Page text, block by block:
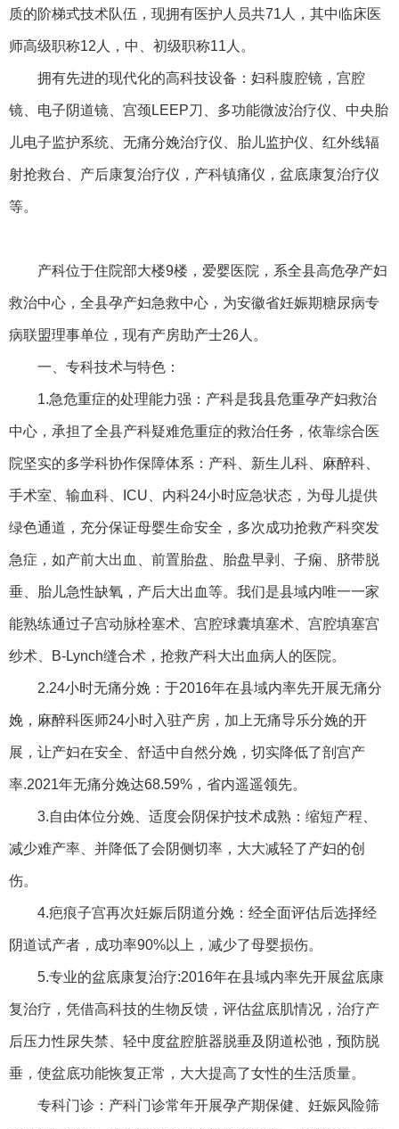
质的阶梯式技术队伍，现拥有医护人员共71人，其中临床医
师高级职称12人，中、初级职称11人。
拥有先进的现代化的高科技设备：妇科腹腔镜，宫腔
镜、电子阴道镜、宫颈LEEP刀、多功能微波治疗仪、中央胎
儿电子监护系统、无痛分娩治疗仪、胎儿监护仪、红外线辐
射抢救台、产后康复治疗仪，产科镇痛仪，盆底康复治疗仪
等。
产科位于住院部大楼9楼，爱婴医院，系全县高危孕产妇
救治中心，全县孕产妇急救中心，为安徽省妊娠期糖尿病专
病联盟理事单位，现有产房助产士26人。
一、专科技术与特色：
1.急危重症的处理能力强：产科是我县危重孕产妇救治
中心，承担了全县产科疑难危重症的救治任务，依靠综合医
院坚实的多学科协作保障体系：产科、新生儿科、麻醉科、
手术室、输血科、ICU、内科24小时应急状态，为母儿提供
绿色通道，充分保证母婴生命安全，多次成功抢救产科突发
急症，如产前大出血、前置胎盘、胎盘早剥、子痫、脐带脱
垂、胎儿急性缺氧，产后大出血等。我们是县域内唯一一家
能熟练通过子宫动脉栓塞术、宫腔球囊填塞术、宫腔填塞宫
纱术、B-Lynch缝合术，抢救产科大出血病人的医院。
2.24小时无痛分娩：于2016年在县域内率先开展无痛分
娩，麻醉科医师24小时入驻产房，加上无痛导乐分娩的开
展，让产妇在安全、舒适中自然分娩，切实降低了剖宫产
率.2021年无痛分娩达68.59%，省内遥遥领先。
3.自由体位分娩、适度会阴保护技术成熟：缩短产程、
减少难产率、并降低了会阴侧切率，大大减轻了产妇的创
伤。
4.疤痕子宫再次妊娠后阴道分娩：经全面评估后选择经
阴道试产者，成功率90%以上，减少了母婴损伤。
5.专业的盆底康复治疗:2016年在县域内率先开展盆底康
复治疗，凭借高科技的生物反馈，评估盆底肌情况，治疗产
后压力性尿失禁、轻中度盆腔脏器脱垂及阴道松弛，预防脱
垂，使盆底功能恢复正常，大大提高了女性的生活质量。
专科门诊：产科门诊常年开展孕产期保健、妊娠风险筛